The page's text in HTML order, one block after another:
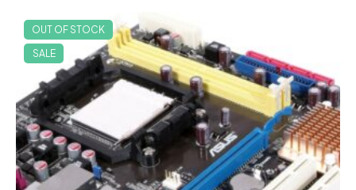
SALE
OUT OF STOCK